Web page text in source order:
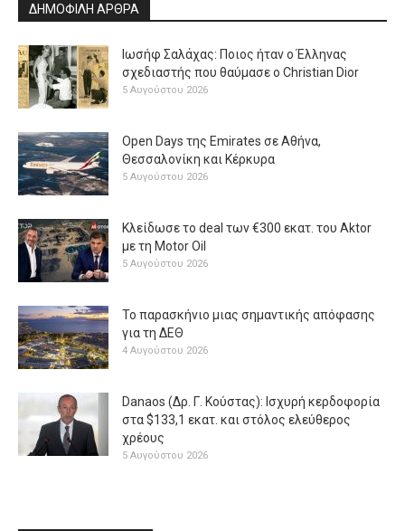
ΔΗΜΟΦΙΛΗ ΑΡΘΡΑ
Ιωσήφ Σαλάχας: Ποιος ήταν ο Έλληνας
σχεδιαστής που θαύμασε ο Christian Dior
5 Αυγούστου 2026
Open Days της Emirates σε Αθήνα,
Θεσσαλονίκη και Κέρκυρα
5 Αυγούστου 2026
Κλείδωσε το deal των €300 εκατ. του Aktor
με τη Μotor Oil
5 Αυγούστου 2026
Το παρασκήνιο μιας σημαντικής απόφασης
για τη ΔΕΘ
4 Αυγούστου 2026
Danaos (Δρ. Γ. Κούστας): Ισχυρή κερδοφορία
στα $133,1 εκατ. και στόλος ελεύθερος
χρέους
5 Αυγούστου 2026